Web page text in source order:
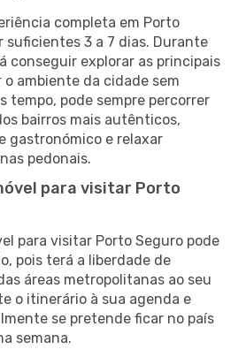
completa em Porto
suficientes 3 a 7 dias. Durante
conseguir explorar as principais
o ambiente da cidade sem
tempo, pode sempre percorrer
bairros mais autênticos,
gastronómico e relaxar
pedonais.
para visitar Porto
para visitar Porto Seguro pode
pois terá a liberdade de
áreas metropolitanas ao seu
o itinerário à sua agenda e
se pretende ficar no país
semana.